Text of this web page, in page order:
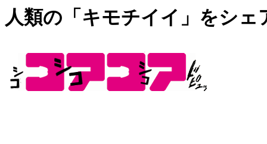
人類の「キモチイイ」をシェ